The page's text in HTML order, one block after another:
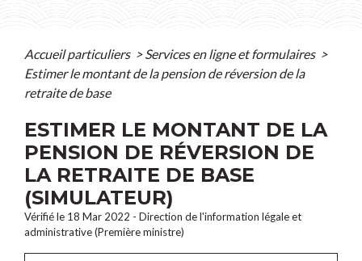
Accueil particuliers > Services en ligne et formulaires >
Estimer le montant de la pension de réversion de la
retraite de base
ESTIMER LE MONTANT DE LA
PENSION DE RÉVERSION DE
LA RETRAITE DE BASE
(SIMULATEUR)
Vérifié le 18 Mar 2022 - Direction de l'information légale et
administrative (Première ministre)